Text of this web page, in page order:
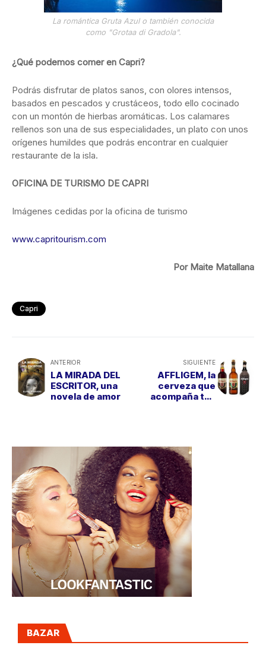
La romántica Gruta Azul o también conocida
como "Grotaa di Gradola".
¿Qué podemos comer en Capri?
Podrás disfrutar de platos sanos, con olores intensos,
basados en pescados y crustáceos, todo ello cocinado
con un montón de hierbas aromáticas. Los calamares
rellenos son una de sus especialidades, un plato con unos
orígenes humildes que podrás encontrar en cualquier
restaurante de la isla.
OFICINA DE TURISMO DE CAPRI
Imágenes cedidas por la oficina de turismo
www.capritourism.com
Por Maite Matallana
Capri
ANTERIOR
LA MIRADA DEL
ESCRITOR, una
novela de amor
SIGUIENTE
AFFLIGEM, la
cerveza que
acompaña tus
BAZAR